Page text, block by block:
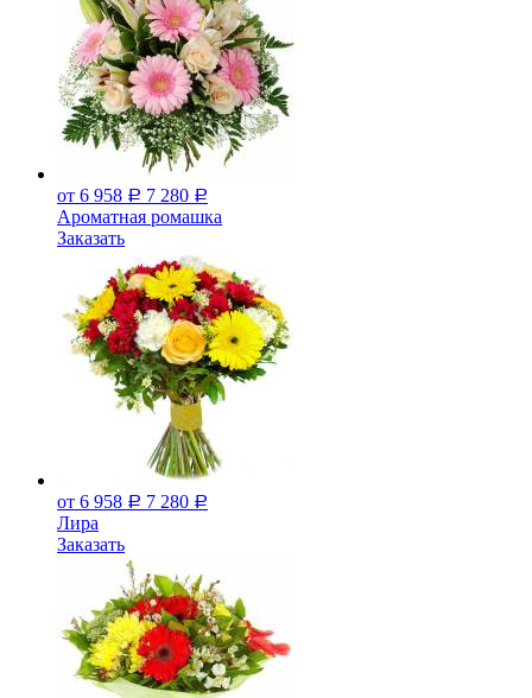
от 6 958 Р 7 280 Р
Ароматная ромашка
Заказать
от 6 958 Р 7 280 Р
Лира
Заказать